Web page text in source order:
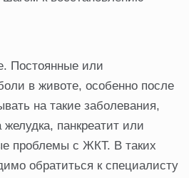
Постоянные или
в животе, особенно после
на такие заболевания,
желудка, панкреатит или
проблемы с ЖКТ. В таких
обратиться к специалисту